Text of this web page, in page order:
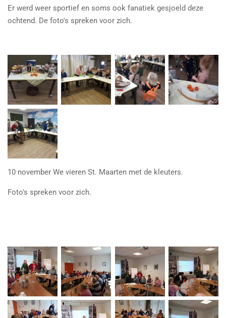
Er werd weer sportief en soms ook fanatiek gesjoeld deze
ochtend. De foto's spreken voor zich.
10 november We vieren St. Maarten met de kleuters.
Foto's spreken voor zich.